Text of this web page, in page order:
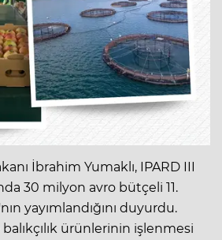
İbrahim Yumaklı, IPARD III
30 milyon avro bütçeli 11.
yayımlandığını duyurdu.
ürünlerinin işlenmesi